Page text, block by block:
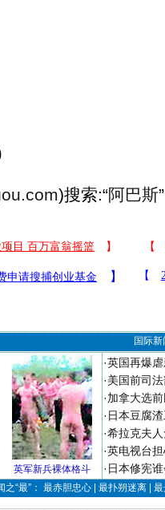
)搜索:“阿巴斯
国际
英军新兵裸体格斗
·英国再爆
·美国前司
·加拿大选
· 日本豆腐
·希拉克夫
·英电视台
· 日本修宪
之“最”： 最赤胆忠心 | 最扑朔迷离 |